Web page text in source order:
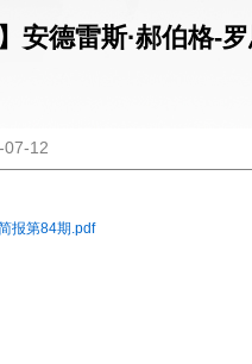
安德雷斯·郝伯格
07-12
报第84期.pdf